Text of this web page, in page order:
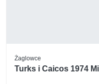
Żaglowce
Turks i Caicos 1974